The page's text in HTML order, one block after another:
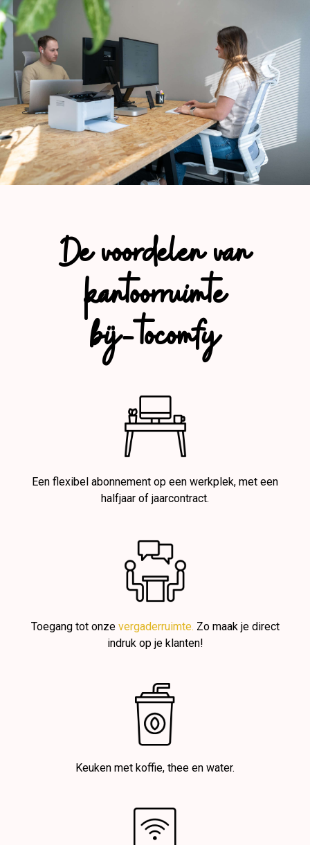
De voordelen van
kantoorruimte
bij-tocomfy
Een flexibel abonnement op een werkplek, met een
halfjaar of jaarcontract.
Toegang tot onze vergaderruimte. Zo maak je direct
indruk op je klanten!
Keuken met koffie, thee en water.